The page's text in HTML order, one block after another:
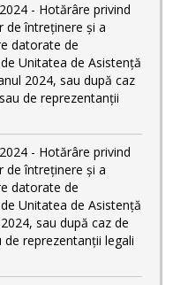
- Hotărâre privind
de întreținere și a
datorate de
Unitatea de Asistență
2024, sau după caz
de reprezentanții
- Hotărâre privind
de întreținere și a
datorate de
Unitatea de Asistență
sau după caz de
reprezentanții legali